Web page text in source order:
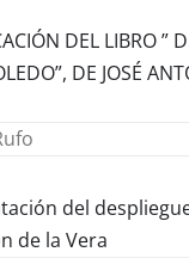
DEL LIBRO ”
DE JOSÉ
del
de la Vera